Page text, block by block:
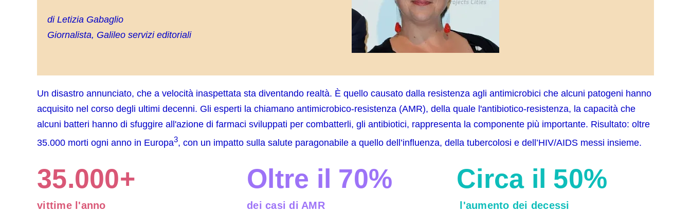
di Letizia Gabaglio
Giornalista, Galileo servizi editoriali
Un disastro annunciato, che a velocità inaspettata sta diventando realtà. È quello causato dalla resistenza agli antimicrobici che alcuni patogeni hanno
acquisito nel corso degli ultimi decenni. Gli esperti la chiamano antimicrobico-resistenza (AMR), della quale l'antibiotico-resistenza, la capacità che
alcuni batteri hanno di sfuggire all'azione di farmaci sviluppati per combatterli, gli antibiotici, rappresenta la componente più importante. Risultato: oltre
35.000 morti ogni anno in Europa3, con un impatto sulla salute paragonabile a quello dell’influenza, della tubercolosi e dell’HIV/AIDS messi insieme.
35.000+
vittime l'anno
Oltre il 70%
dei casi di AMR
Circa il 50%
l'aumento dei decessi